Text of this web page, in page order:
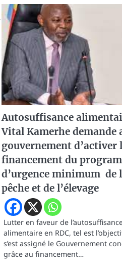
Autosuffisance
Vital Kamerhe demande
gouvernement d’activer
financement du
d’urgence minimum de
pêche et de l’élevage
Lutter en faveur de
alimentaire en RDC, tel est
s’est assigné le Gouvernement
grâce au financement…